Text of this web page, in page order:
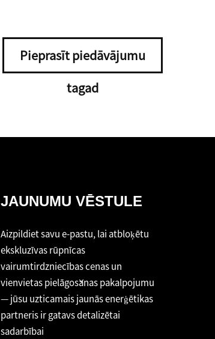
Pieprasīt piedāvājumu
tagad
JAUNUMU VĒSTULE
Aizpildiet savu e-pastu, lai atbloķētu
ekskluzīvas rūpnīcas
vairumtirdzniecības cenas un
vienvietas pielāgošanas pakalpojumu
— jūsu uzticamais jaunās enerģētikas
partneris ir gatavs detalizētai
sadarbībai